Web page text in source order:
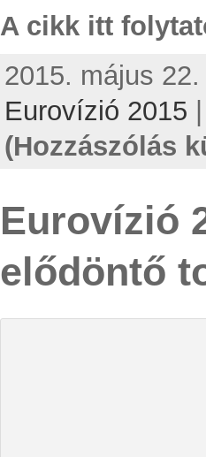
A cikk itt
2015. május
Eurovízió 2015
(Hozzászólás
Eurovízió
elődöntő